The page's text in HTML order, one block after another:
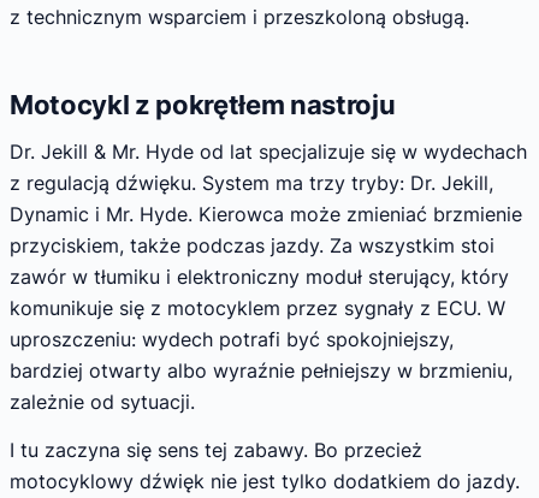
z technicznym wsparciem i przeszkoloną obsługą.
Motocykl z pokrętłem nastroju
Dr. Jekill & Mr. Hyde od lat specjalizuje się w wydechach
z regulacją dźwięku. System ma trzy tryby: Dr. Jekill,
Dynamic i Mr. Hyde. Kierowca może zmieniać brzmienie
przyciskiem, także podczas jazdy. Za wszystkim stoi
zawór w tłumiku i elektroniczny moduł sterujący, który
komunikuje się z motocyklem przez sygnały z ECU. W
uproszczeniu: wydech potrafi być spokojniejszy,
bardziej otwarty albo wyraźnie pełniejszy w brzmieniu,
zależnie od sytuacji.
I tu zaczyna się sens tej zabawy. Bo przecież
motocyklowy dźwięk nie jest tylko dodatkiem do jazdy.